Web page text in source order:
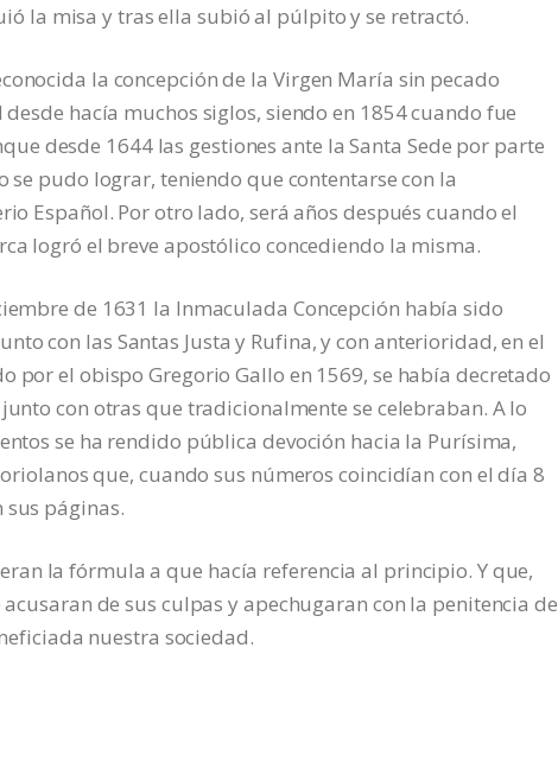
la misa y tras ella subió al púlpito y se retractó.
la concepción de la Virgen María sin pecado
hacía muchos siglos, siendo en 1854 cuando fue
desde 1644 las gestiones ante la Santa Sede por parte
se pudo lograr, teniendo que contentarse con la
Español. Por otro lado, será años después cuando el
logró el breve apostólico concediendo la misma.
de 1631 la Inmaculada Concepción había sido
con las Santas Justa y Rufina, y con anterioridad, en el
por el obispo Gregorio Gallo en 1569, se había decretado
con otras que tradicionalmente se celebraban. A lo
se ha rendido pública devoción hacia la Purísima,
que, cuando sus números coincidían con el día 8
páginas.
la fórmula a que hacía referencia al principio. Y que,
de sus culpas y apechugaran con la penitencia de
nuestra sociedad.